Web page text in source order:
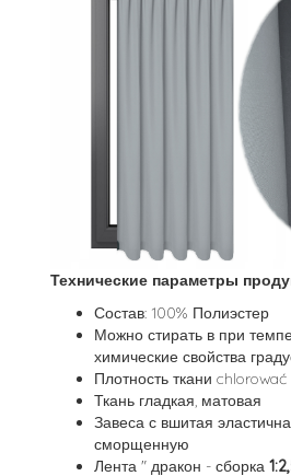
Технические параметры
Состав: 100% Полиэстер
Можно стирать в при
химические свойства
Плотность ткани
Ткань гладкая, матовая
Завеса с вшитая
сморщенную
Лента " дракон - сборка